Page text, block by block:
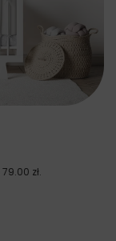
79.00 zł.